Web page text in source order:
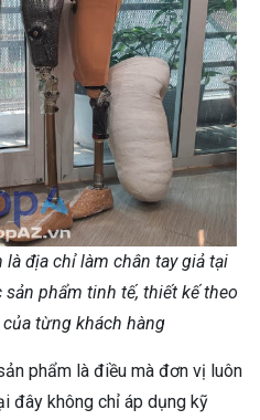
là địa chỉ làm chân tay giả tại
phẩm tinh tế, thiết kế theo
từng khách hàng
phẩm là điều mà đơn vị luôn
đây không chỉ áp dụng kỹ